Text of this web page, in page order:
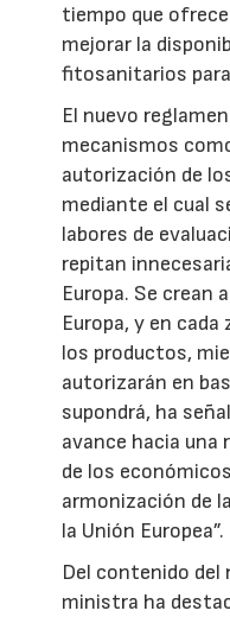
tiempo que
mejorar la
fitosanitarios
El nuevo
mecanismos
autorización de
mediante el cual
labores de
repitan
Europa. Se crean
Europa, y en
los productos,
autorizarán en
supondrá, ha
avance hacia una
de los
armonización de
la Unión Europea”.
Del contenido del
ministra ha